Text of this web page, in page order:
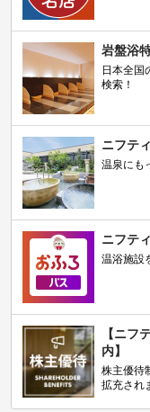
岩盤浴
日本全国
検索！
ニフテ
温泉にも
ニフテ
温浴施設
【ニフ
内】
株主優待
拡充され